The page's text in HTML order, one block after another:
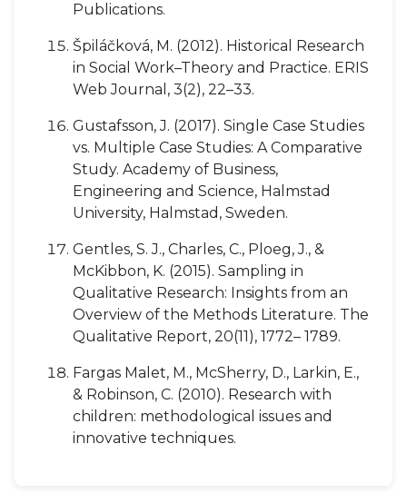
Publications.
Špiláčková, M. (2012). Historical Research
in Social Work–Theory and Practice. ERIS
Web Journal, 3(2), 22–33.
Gustafsson, J. (2017). Single Case Studies
vs. Multiple Case Studies: A Comparative
Study. Academy of Business,
Engineering and Science, Halmstad
University, Halmstad, Sweden.
Gentles, S. J., Charles, C., Ploeg, J., &
McKibbon, K. (2015). Sampling in
Qualitative Research: Insights from an
Overview of the Methods Literature. The
Qualitative Report, 20(11), 1772– 1789.
Fargas Malet, M., McSherry, D., Larkin, E.,
& Robinson, C. (2010). Research with
children: methodological issues and
innovative techniques.